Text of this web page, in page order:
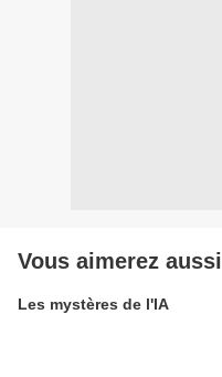
Vous aimerez aussi
Les mystères de l'IA